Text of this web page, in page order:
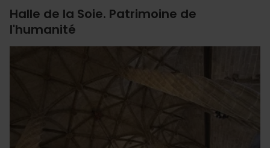
Halle de la Soie. Patrimoine de
l'humanité